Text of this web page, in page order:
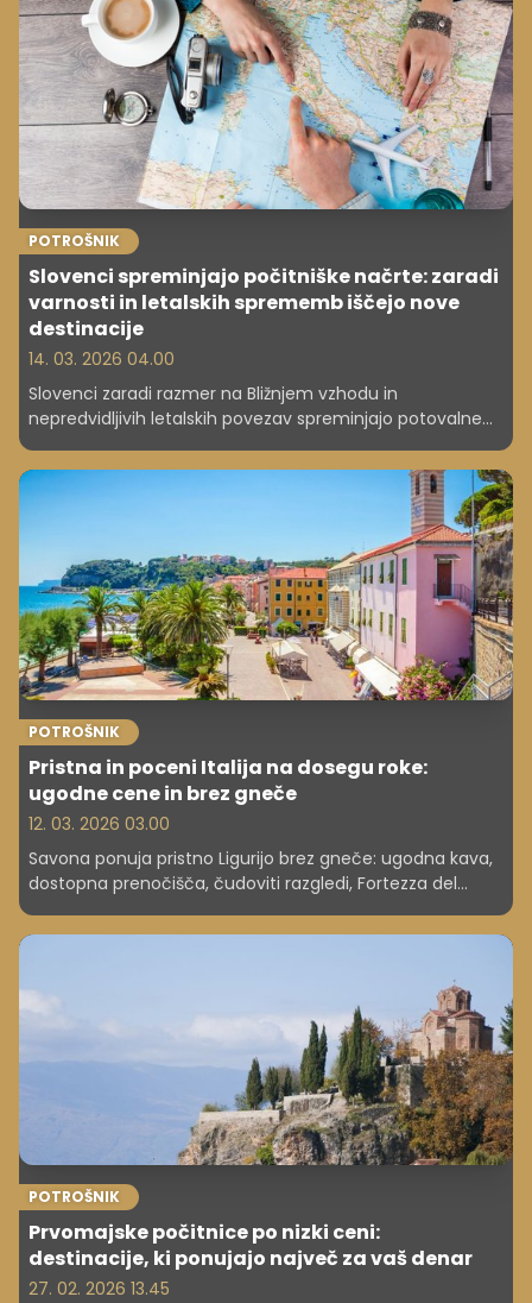
POTROŠNIK
Slovenci spreminjajo počitniške načrte: zaradi
varnosti in letalskih sprememb iščejo nove
destinacije
14. 03. 2026 04.00
Slovenci zaradi razmer na Bližnjem vzhodu in
nepredvidljivih letalskih povezav spreminjajo potovalne
turistične agencije prilagajajo ponudbo ter katere
pravice imate ob spremembah ali odpovedih
POTROŠNIK
Pristna in poceni Italija na dosegu roke:
ugodne cene in brez gneče
12. 03. 2026 03.00
Savona ponuja pristno Ligurijo brez gneče: ugodna kava,
dostopna prenočišča, čudoviti razgledi, Fortezza del
POTROŠNIK
Prvomajske počitnice po nizki ceni:
destinacije, ki ponujajo največ za vaš denar
27. 02. 2026 13.45